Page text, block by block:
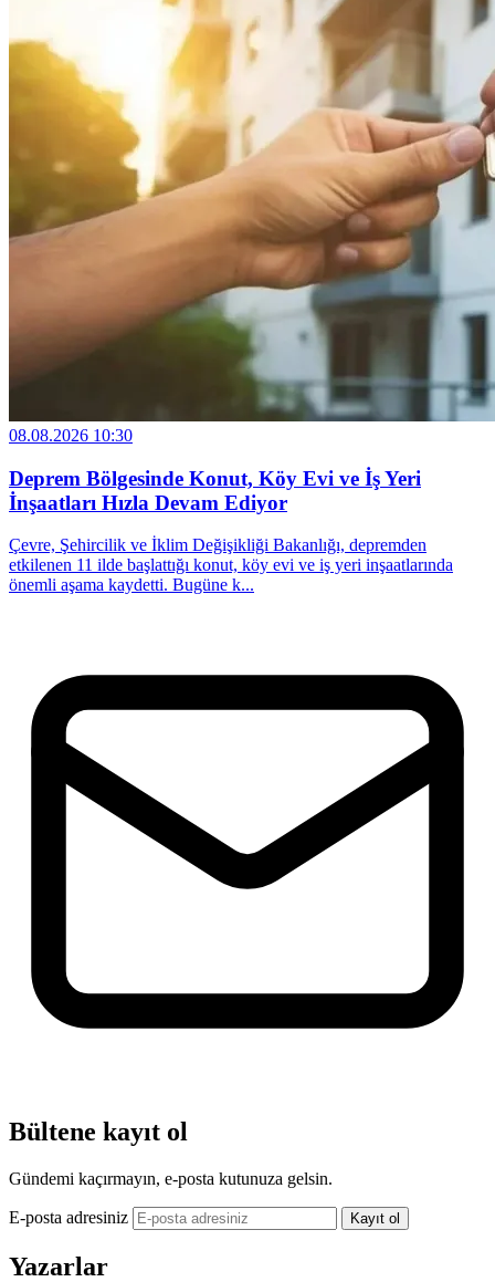
08.08.2026 10:30
Deprem Bölgesinde Konut, Köy Evi ve İş Yeri
İnşaatları Hızla Devam Ediyor
Çevre, Şehircilik ve İklim Değişikliği Bakanlığı, depremden
etkilenen 11 ilde başlattığı konut, köy evi ve iş yeri inşaatlarında
önemli aşama kaydetti. Bugüne k...
Bültene kayıt ol
Gündemi kaçırmayın, e-posta kutunuza gelsin.
E-posta adresiniz Kayıt ol
Yazarlar